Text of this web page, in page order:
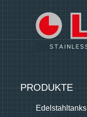
PRODUKTE
Edelstahltanks